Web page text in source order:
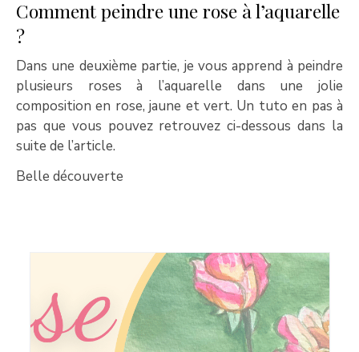
Comment peindre une rose à l’aquarelle
?
Dans une deuxième partie, je vous apprend à peindre
plusieurs roses à l’aquarelle dans une jolie
composition en rose, jaune et vert. Un tuto en pas à
pas que vous pouvez retrouvez ci-dessous dans la
suite de l’article.
Belle découverte